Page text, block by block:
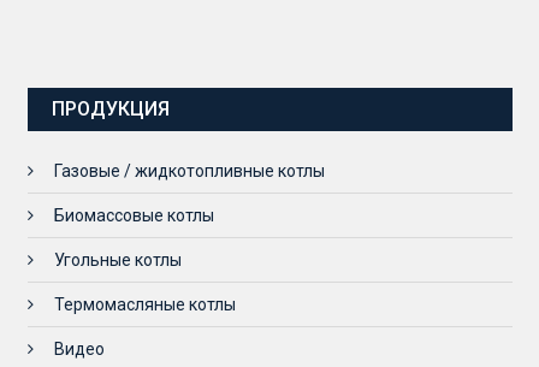
ПРОДУКЦИЯ
Газовые / жидкотопливные котлы
Биомассовые котлы
Угольные котлы
Термомасляные котлы
Видео